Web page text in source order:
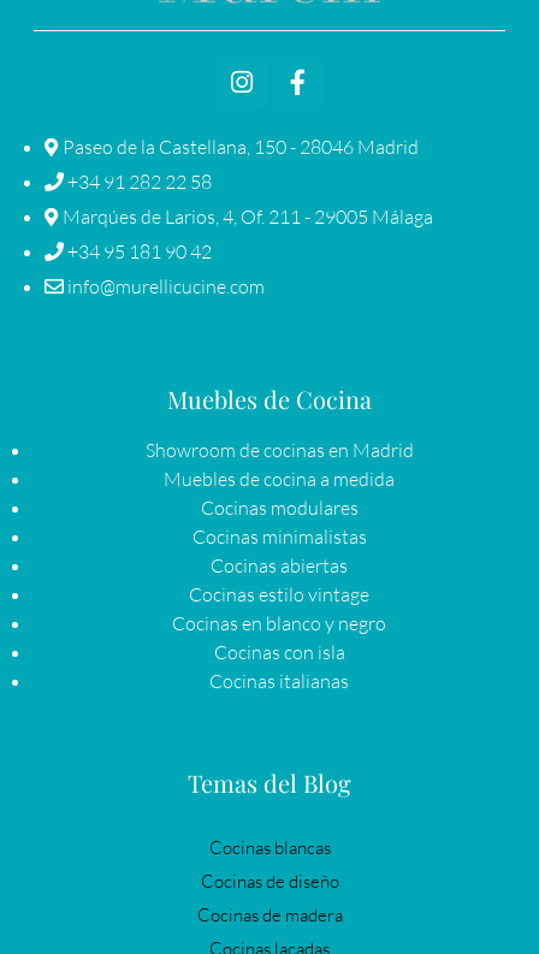
Paseo de la Castellana, 150 - 28046 Madrid
+34 91 282 22 58
Marqúes de Larios, 4, Of. 211 - 29005 Málaga
+34 95 181 90 42
info@murellicucine.com
Muebles de Cocina
Showroom de cocinas en Madrid
Muebles de cocina a medida
Cocinas modulares
Cocinas minimalistas
Cocinas abiertas
Cocinas estilo vintage
Cocinas en blanco y negro
Cocinas con isla
Cocinas italianas
Temas del Blog
Cocinas blancas
Cocinas de diseño
Cocinas de madera
Cocinas lacadas